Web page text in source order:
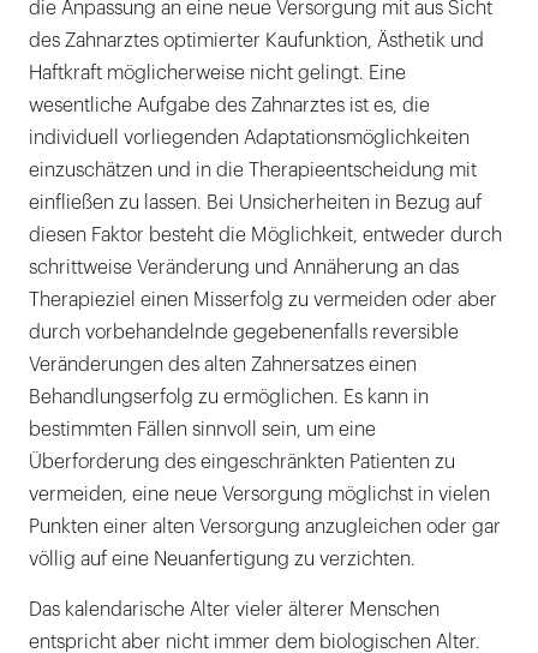
die Anpassung an eine neue Versorgung mit aus Sicht
des Zahnarztes optimierter Kaufunktion, Ästhetik und
Haftkraft möglicherweise nicht gelingt. Eine
wesentliche Aufgabe des Zahnarztes ist es, die
individuell vorliegenden Adaptationsmöglichkeiten
einzuschätzen und in die Therapieentscheidung mit
einfließen zu lassen. Bei Unsicherheiten in Bezug auf
diesen Faktor besteht die Möglichkeit, entweder durch
schrittweise Veränderung und Annäherung an das
Therapieziel einen Misserfolg zu vermeiden oder aber
durch vorbehandelnde gegebenenfalls reversible
Veränderungen des alten Zahnersatzes einen
Behandlungserfolg zu ermöglichen. Es kann in
bestimmten Fällen sinnvoll sein, um eine
Überforderung des eingeschränkten Patienten zu
vermeiden, eine neue Versorgung möglichst in vielen
Punkten einer alten Versorgung anzugleichen oder gar
völlig auf eine Neuanfertigung zu verzichten.
Das kalendarische Alter vieler älterer Menschen
entspricht aber nicht immer dem biologischen Alter.